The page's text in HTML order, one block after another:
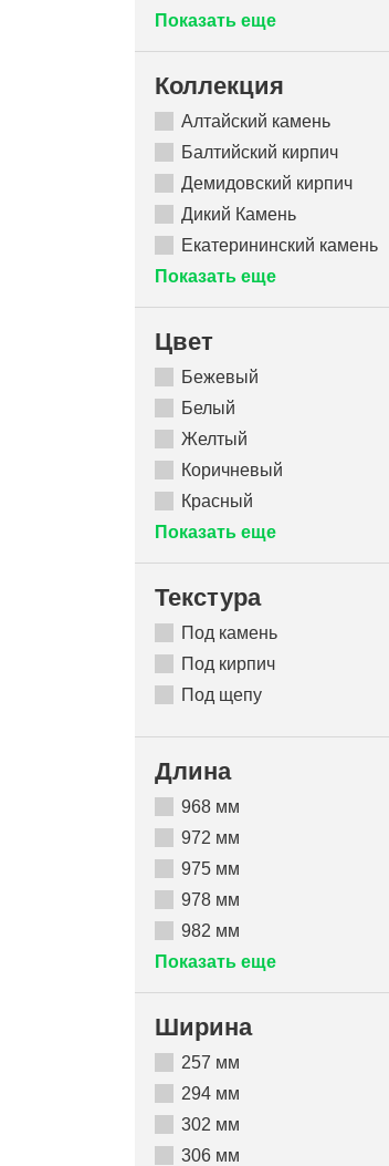
Показать еще
Коллекция
Алтайский камень
Балтийский кирпич
Демидовский кирпич
Дикий Камень
Екатерининский камень
Показать еще
Цвет
Бежевый
Белый
Желтый
Коричневый
Красный
Показать еще
Текстура
Под камень
Под кирпич
Под щепу
Длина
968 мм
972 мм
975 мм
978 мм
982 мм
Показать еще
Ширина
257 мм
294 мм
302 мм
306 мм